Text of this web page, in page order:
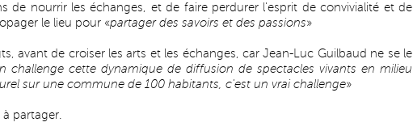
de nourrir les échanges, et de faire perdurer l'esprit de convivialité et de
le lieu pour «partager des savoirs et des passions»
avant de croiser les arts et les échanges, car Jean-Luc Guilbaud ne se le
challenge cette dynamique de diffusion de spectacles vivants en milieu
sur une commune de 100 habitants, c'est un vrai challenge»
partager.